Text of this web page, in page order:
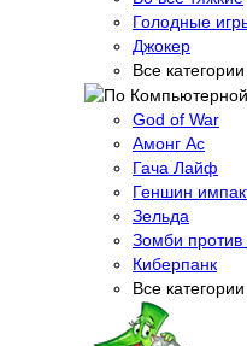
Голодные
Джокер
Все
God of War
Амонг Ас
Гача Лайф
Геншин
Зельда
Зомби против
Киберпанк
Все